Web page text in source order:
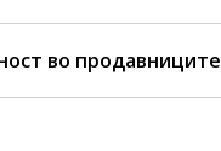
во продавниците